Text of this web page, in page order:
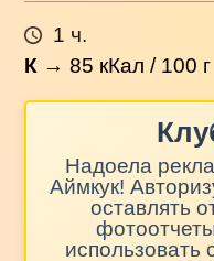
1 ч.
К →85 кКал / 100 г
Надоела
Аймкук!
оставлять
использовать